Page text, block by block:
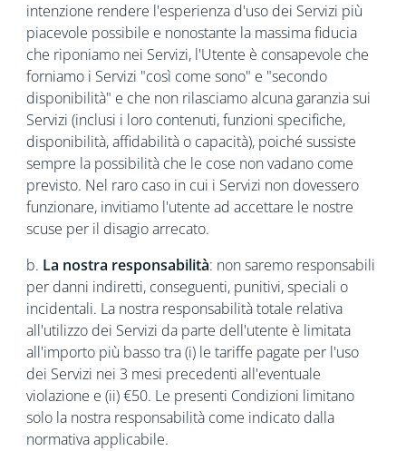
intenzione rendere l'esperienza d'uso dei Servizi più
piacevole possibile e nonostante la massima fiducia
che riponiamo nei Servizi, l'Utente è consapevole che
forniamo i Servizi "così come sono" e "secondo
disponibilità" e che non rilasciamo alcuna garanzia sui
Servizi (inclusi i loro contenuti, funzioni specifiche,
disponibilità, affidabilità o capacità), poiché sussiste
sempre la possibilità che le cose non vadano come
previsto. Nel raro caso in cui i Servizi non dovessero
funzionare, invitiamo l'utente ad accettare le nostre
scuse per il disagio arrecato.
b. La nostra responsabilità: non saremo responsabili
per danni indiretti, conseguenti, punitivi, speciali o
incidentali. La nostra responsabilità totale relativa
all'utilizzo dei Servizi da parte dell'utente è limitata
all'importo più basso tra (i) le tariffe pagate per l'uso
dei Servizi nei 3 mesi precedenti all'eventuale
violazione e (ii) €50. Le presenti Condizioni limitano
solo la nostra responsabilità come indicato dalla
normativa applicabile.